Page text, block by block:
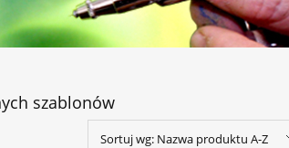
szablonów
Sortuj wg: Nazwa produktu A-Z